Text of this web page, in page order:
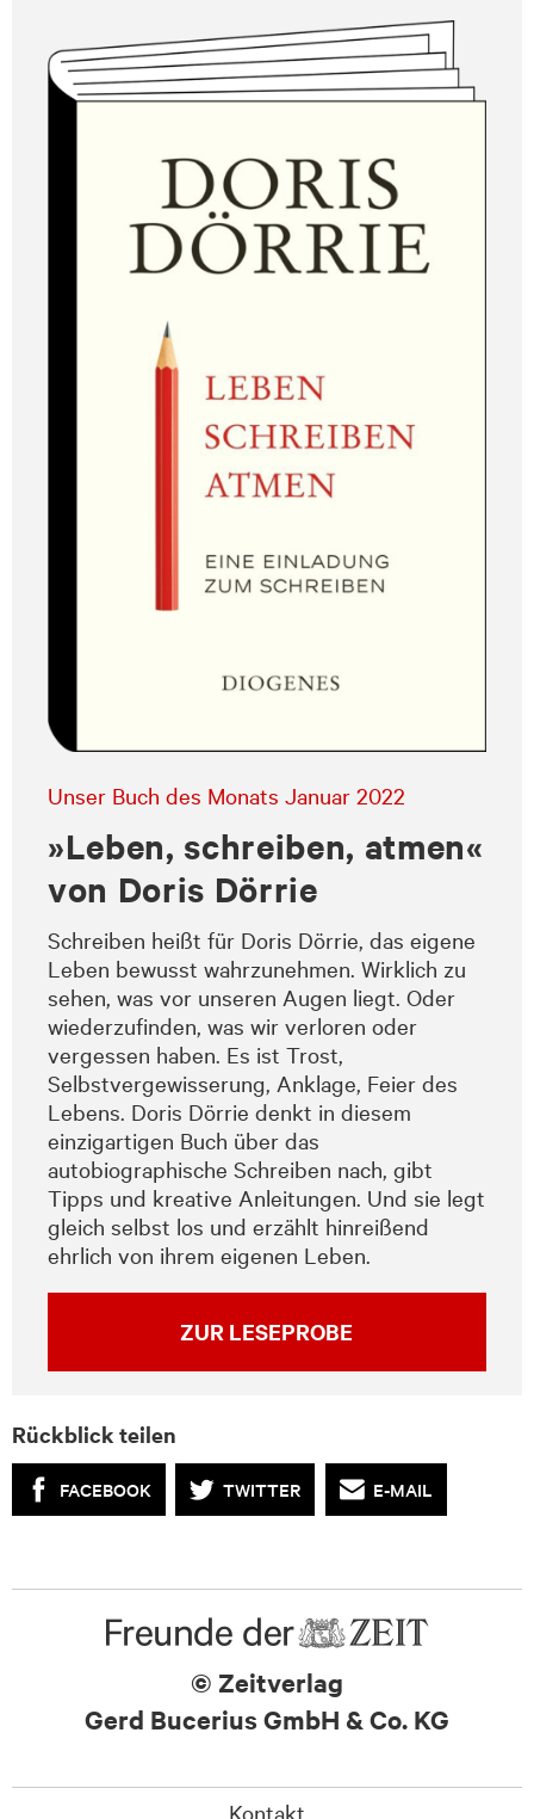
Unser Buch des Monats Januar 2022
»Leben, schreiben, atmen«
von Doris Dörrie
Schreiben heißt für Doris Dörrie, das eigene
Leben bewusst wahrzunehmen. Wirklich zu
sehen, was vor unseren Augen liegt. Oder
wiederzufinden, was wir verloren oder
vergessen haben. Es ist Trost,
Selbstvergewisserung, Anklage, Feier des
Lebens. Doris Dörrie denkt in diesem
einzigartigen Buch über das
autobiographische Schreiben nach, gibt
Tipps und kreative Anleitungen. Und sie legt
gleich selbst los und erzählt hinreißend
ehrlich von ihrem eigenen Leben.
ZUR LESEPROBE
Rückblick teilen
FACEBOOK TWITTER E-MAIL
© Zeitverlag
Gerd Bucerius GmbH & Co. KG
Kontakt